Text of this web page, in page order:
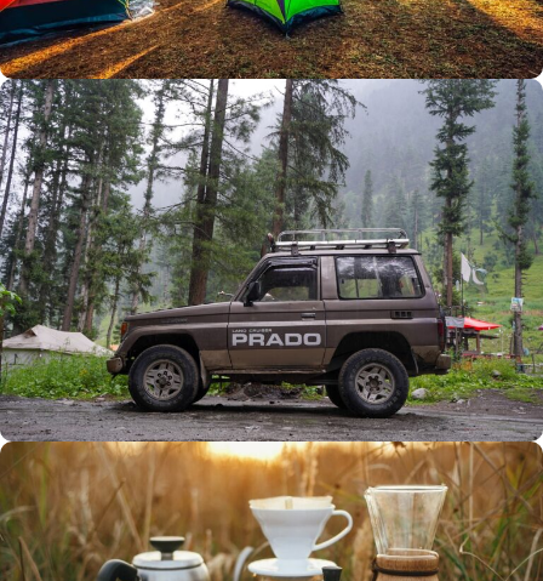
Büyük Yaz İndirimi
0
Günler
00
Hr
00
Min
00
SSK
Alışverişe Başla
ARAÇ AKSESUARLARI
SATIŞ VE MONTAJ
Keşfet